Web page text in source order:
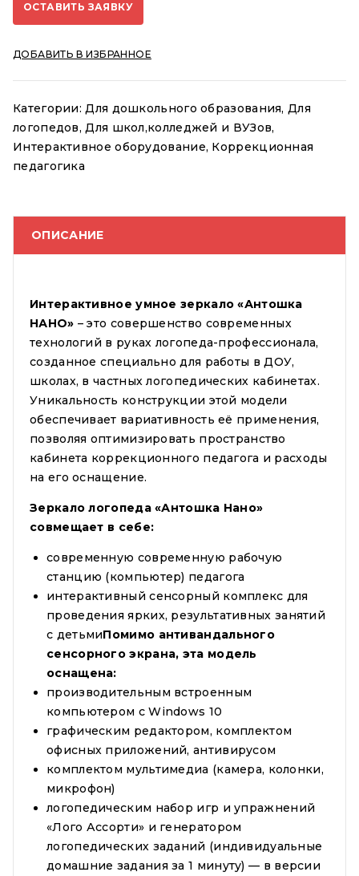
ОСТАВИТЬ ЗАЯВКУ
ДОБАВИТЬ В ИЗБРАННОЕ
Категории:Для дошкольного образования,Для
логопедов,Для школ,колледжей и ВУЗов,
Интерактивное оборудование, Коррекционная
педагогика
ОПИСАНИЕ
Интерактивное умное зеркало «Антошка
НАНО» – это совершенство современных
технологий в руках логопеда-профессионала,
созданное специально для работы в ДОУ,
школах, в частных логопедических кабинетах.
Уникальность конструкции этой модели
обеспечивает вариативность её применения,
позволяя оптимизировать пространство
кабинета коррекционного педагога и расходы
на его оснащение.
Зеркало логопеда «Антошка Нано»
совмещает в себе:
современную современную рабочую
станцию (компьютер) педагога
интерактивный сенсорный комплекс для
проведения ярких, результативных занятий
с детьмиПомимо антивандального
сенсорного экрана, эта модель
оснащена:
производительным встроенным
компьютером с Windows 10
графическим редактором, комплектом
офисных приложений, антивирусом
комплектом мультимедиа (камера, колонки,
микрофон)
логопедическим набор игр и упражнений
«Лого Ассорти» и генератором
логопедических заданий (индивидуальные
домашние задания за 1 минуту) — в версии